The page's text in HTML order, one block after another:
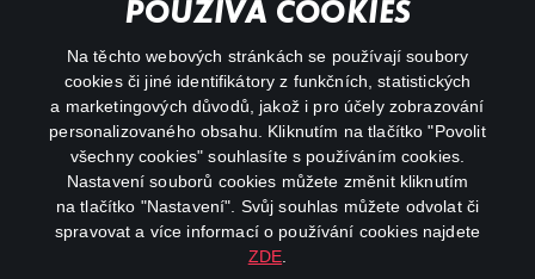
POUŽÍVÁ COOKIES
Na těchto webových stránkách se používají soubory
cookies či jiné identifikátory z funkčních, statistických
a marketingových důvodů, jakož i pro účely zobrazování
personalizovaného obsahu. Kliknutím na tlačítko "Povolit
všechny cookies" souhlasíte s používáním cookies.
Nastavení souborů cookies můžete změnit kliknutím
na tlačítko "Nastavení". Svůj souhlas můžete odvolat či
spravovat a více informací o používání cookies najdete
ZDE
facebookinstagram
youtube